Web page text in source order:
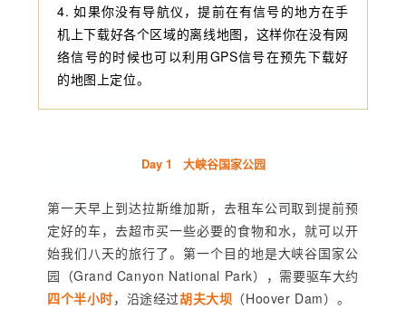
4. 如果你没有导航仪，提前在有信号的地方在手
机上下载好各个区域的离线地图，这样你在没有网
络信号的时候也可以利用GPS信号在预先下载好
的地图上定位。
Day 1 大峡谷国家公园
第一天早上到达拉斯维加斯，去租车公司取到提前预
定好的车，去超市买一些必要的食物和水，就可以开
始我们八天的旅行了。第一个目的地是大峡谷国家公
园（Grand Canyon National Park），需要驱车大约
四个半小时，沿途经过胡夫大坝 （Hoover Dam）。